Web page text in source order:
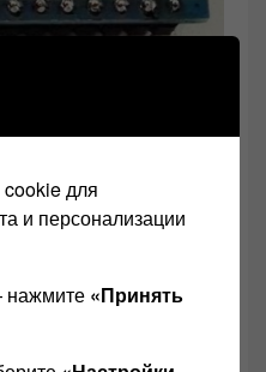
сторона
только около 20-
предлагают больше,
для
и персонализации
нажмите «Принять